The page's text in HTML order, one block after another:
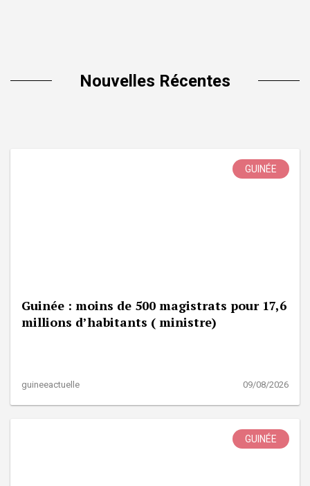
Nouvelles Récentes
GUINÉE
Guinée : moins de 500 magistrats pour 17,6
millions d’habitants ( ministre)
guineeactuelle 09/08/2026
GUINÉE